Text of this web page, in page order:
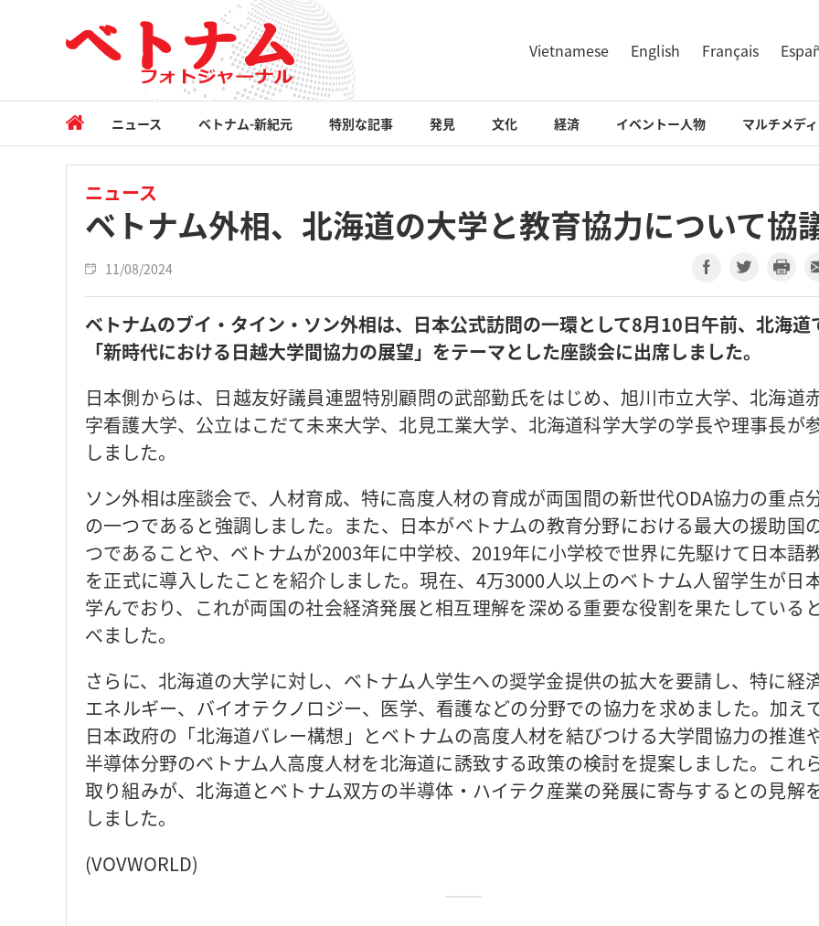
Vietnamese English Français
ニュース ベトナム-新紀元 特別な記事 発見 文化 経済 イベントー人物 マルチメデ
ニュース
ベトナム外相、北海道の大学と教育協力について協
11/08/2024
ベトナムのブイ・タイン・ソン外相は、日本公式訪問の一環として8月10日午前、北海道
「新時代における日越大学間協力の展望」をテーマとした座談会に出席しました。
日本側からは、日越友好議員連盟特別顧問の武部勤氏をはじめ、旭川市立大学、北海道
字看護大学、公立はこだて未来大学、北見工業大学、北海道科学大学の学長や理事長が
しました。
ソン外相は座談会で、人材育成、特に高度人材の育成が両国間の新世代ODA協力の重点
の一つであると強調しました。また、日本がベトナムの教育分野における最大の援助国
つであることや、ベトナムが2003年に中学校、2019年に小学校で世界に先駆けて日本語
を正式に導入したことを紹介しました。現在、4万3000人以上のベトナム人留学生が日
学んでおり、これが両国の社会経済発展と相互理解を深める重要な役割を果たしている
べました。
さらに、北海道の大学に対し、ベトナム人学生への奨学金提供の拡大を要請し、特に経
エネルギー、バイオテクノロジー、医学、看護などの分野での協力を求めました。加え
日本政府の「北海道バレー構想」とベトナムの高度人材を結びつける大学間協力の推進
半導体分野のベトナム人高度人材を北海道に誘致する政策の検討を提案しました。これ
取り組みが、北海道とベトナム双方の半導体・ハイテク産業の発展に寄与するとの見解
しました。
(VOVWORLD)